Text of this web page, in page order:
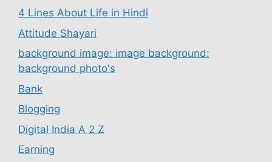
4 Lines About Life in Hindi
Attitude Shayari
background image: image background:
background photo's
Bank
Blogging
Digital India A 2 Z
Earning